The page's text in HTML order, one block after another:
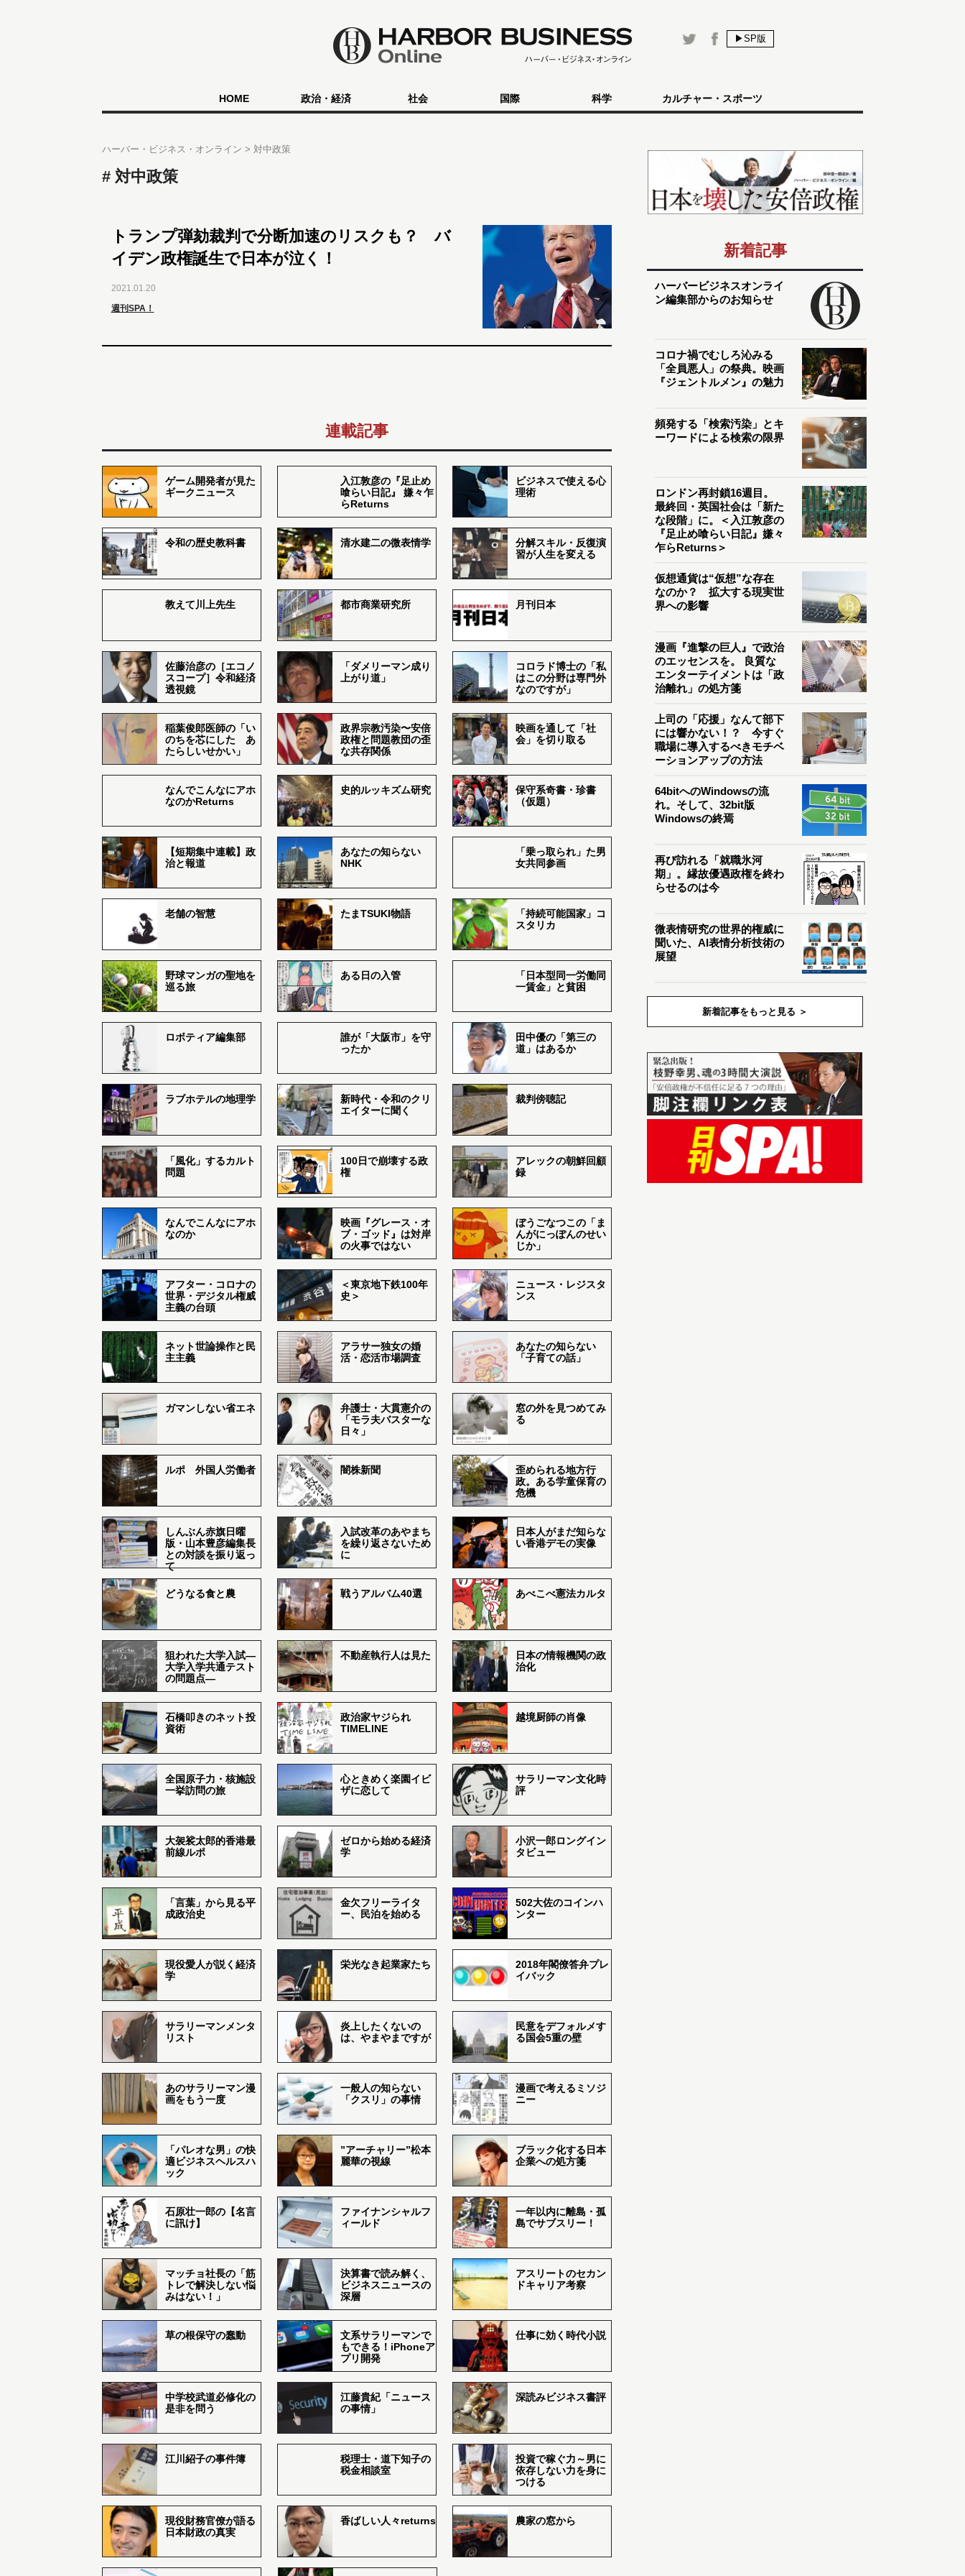
▶SP版
HOME 政治・経済 社会 国際 科学 カルチャー・スポーツ
ハーバー・ビジネス・オンライン 対中政策
対中政策
トランプ弾劾裁判で分断加速のリスクも？ バ
イデン政権誕生で日本が泣く！
2021.01.20
週刊SPA！
連載記事
ゲーム開発者が見た
ギークニュース
入江敦彦の『足止め
喰らい日記』 嫌々乍
らReturns
ビジネスで使える心
理術
令和の歴史教科書 清水建二の微表情学
分解スキル・反復演
習が人生を変える
教えて川上先生 都市商業研究所 月刊日本
佐藤治彦の［エコノ
スコープ］令和経済
透視鏡
「ダメリーマン成り
上がり道」
コロラド博士の「私
はこの分野は専門外
なのですが」
稲葉俊郎医師の「い
のちを芯にした あ
たらしいせかい」
政界宗教汚染〜安倍
政権と問題教団の歪
な共存関係
映画を通して「社
会」を切り取る
なんでこんなにアホ
なのかReturns
史的ルッキズム研究
保守系奇書・珍書
（仮題）
【短期集中連載】政
治と報道
あなたの知らない
NHK
「乗っ取られ」た男
女共同参画
老舗の智慧 たまTSUKI物語
「持続可能国家」コ
スタリカ
野球マンガの聖地を
巡る旅
ある日の入管
「日本型同一労働同
一賃金」と貧困
ロボティア編集部
誰が「大阪市」を守
ったか
田中優の「第三の
道」はあるか
ラブホテルの地理学
新時代・令和のクリ
エイターに聞く
裁判傍聴記
「風化」するカルト
問題
100日で崩壊する政
権
アレックの朝鮮回顧
録
なんでこんなにアホ
なのか
映画『グレース・オ
ブ・ゴッド』は対岸
の火事ではない
ぼうごなつこの「ま
んがにっぽんのせい
じか」
アフター・コロナの
世界・デジタル権威
主義の台頭
＜東京地下鉄100年
史＞
ニュース・レジスタ
ンス
ネット世論操作と民
主主義
アラサー独女の婚
活・恋活市場調査
あなたの知らない
「子育ての話」
ガマンしない省エネ
弁護士・大貫憲介の
「モラ夫バスターな
日々」
窓の外を見つめてみ
る
ルポ 外国人労働者 闇株新聞
歪められる地方行
政。ある学童保育の
危機
しんぶん赤旗日曜
版・山本豊彦編集長
との対談を振り返っ
て
入試改革のあやまち
を繰り返さないため
に
日本人がまだ知らな
い香港デモの実像
どうなる食と農 戦うアルバム40選 あべこべ憲法カルタ
狙われた大学入試―
大学入学共通テスト
の問題点―
不動産執行人は見た
日本の情報機関の政
治化
石橋叩きのネット投
資術
政治家ヤジられ
TIMELINE
越境厨師の肖像
全国原子力・核施設
一挙訪問の旅
心ときめく楽園イビ
ザに恋して
サラリーマン文化時
評
大袈裟太郎的香港最
前線ルポ
ゼロから始める経済
学
小沢一郎ロングイン
タビュー
「言葉」から見る平
成政治史
金欠フリーライタ
ー、民泊を始める
502大佐のコインハ
ンター
現役愛人が説く経済
学
栄光なき起業家たち
2018年閣僚答弁プレ
イバック
サラリーマンメンタ
リスト
炎上したくないの
は、やまやまですが
民意をデフォルメす
る国会5重の壁
あのサラリーマン漫
画をもう一度
一般人の知らない
「クスリ」の事情
漫画で考えるミソジ
ニー
「パレオな男」の快
適ビジネスヘルスハ
ック
”アーチャリー”松本
麗華の視線
ブラック化する日本
企業への処方箋
石原壮一郎の【名言
に訊け】
ファイナンシャルフ
ィールド
一年以内に離島・孤
島でサブスリー！
マッチョ社長の「筋
トレで解決しない悩
みはない！」
決算書で読み解く、
ビジネスニュースの
深層
アスリートのセカン
ドキャリア考察
草の根保守の蠢動
文系サラリーマンで
もできる！iPhoneア
プリ開発
仕事に効く時代小説
中学校武道必修化の
是非を問う
江藤貴紀「ニュース
の事情」
深読みビジネス書評
江川紹子の事件簿
税理士・道下知子の
税金相談室
投資で稼ぐ力～男に
依存しない力を身に
つける
現役財務官僚が語る
日本財政の真実
香ばしい人々returns 農家の窓から
新着記事
ハーバービジネスオンライ
ン編集部からのお知らせ
コロナ禍でむしろ沁みる
「全員悪人」の祭典。映画
『ジェントルメン』の魅力
頻発する「検索汚染」とキ
ーワードによる検索の限界
ロンドン再封鎖16週目。
最終回・英国社会は「新た
な段階」に。＜入江敦彦の
『足止め喰らい日記』嫌々
乍らReturns＞
仮想通貨は“仮想”な存在
なのか？ 拡大する現実世
界への影響
漫画『進撃の巨人』で政治
のエッセンスを。 良質な
エンターテイメントは「政
治離れ」の処方箋
上司の「応援」なんて部下
には響かない！？ 今すぐ
職場に導入するべきモチベ
ーションアップの方法
64bitへのWindowsの流
れ。そして、32bit版
Windowsの終焉
再び訪れる「就職氷河
期」。縁故優遇政権を終わ
らせるのは今
微表情研究の世界的権威に
聞いた、AI表情分析技術の
展望
新着記事をもっと見る